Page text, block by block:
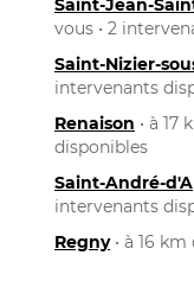
Saint-Jean-
vous • 2
Saint-Nizier-
intervenants
Renaison • à 17
disponibles
Saint-André-
intervenants
Regny• à 16